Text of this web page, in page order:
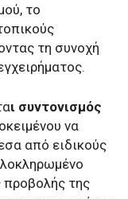
το
τη συνοχή
ι συντονισμός
να
από ειδικούς
προβολής της